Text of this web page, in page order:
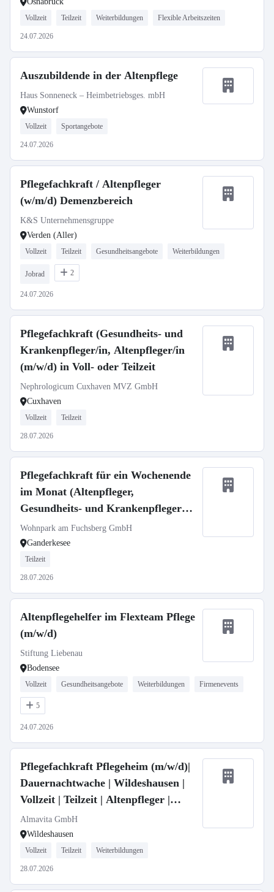
Vollzeit Teilzeit Weiterbildungen Flexible Arbeitszeiten
24.07.2026
Auszubildende in der Altenpflege
Haus Sonneneck – Heimbetriebsges. mbH
Wunstorf
Vollzeit Sportangebote
24.07.2026
Pflegefachkraft / Altenpfleger
(w/m/d) Demenzbereich
K&S Unternehmensgruppe
Verden (Aller)
Vollzeit Teilzeit Gesundheitsangebote Weiterbildungen
Jobrad 2
24.07.2026
Pflegefachkraft (Gesundheits- und
Krankenpfleger/in, Altenpfleger/in
(m/w/d) in Voll- oder Teilzeit
Nephrologicum Cuxhaven MVZ GmbH
Cuxhaven
Vollzeit Teilzeit
28.07.2026
Pflegefachkraft für ein Wochenende
im Monat (Altenpfleger,
Gesundheits- und Krankenpfleger
m/w/d)
Wohnpark am Fuchsberg GmbH
Ganderkesee
Teilzeit
28.07.2026
Altenpflegehelfer im Flexteam Pflege
(m/w/d)
Stiftung Liebenau
Bodensee
Vollzeit Gesundheitsangebote Weiterbildungen Firmenevents
5
24.07.2026
Pflegefachkraft Pflegeheim (m/w/d)|
Dauernachtwache | Wildeshausen |
Vollzeit | Teilzeit | Altenpfleger |
Gesundheits- und Krankenpfleger |
Pflegefachfrau | Pflegefachmann |
Almavita GmbH
Wildeshausen
Vollzeit Teilzeit Weiterbildungen
28.07.2026